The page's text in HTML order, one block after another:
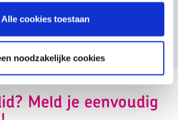
Alle cookies toestaan
noodzakelijke cookies
activiteit
Meld je eenvoudig